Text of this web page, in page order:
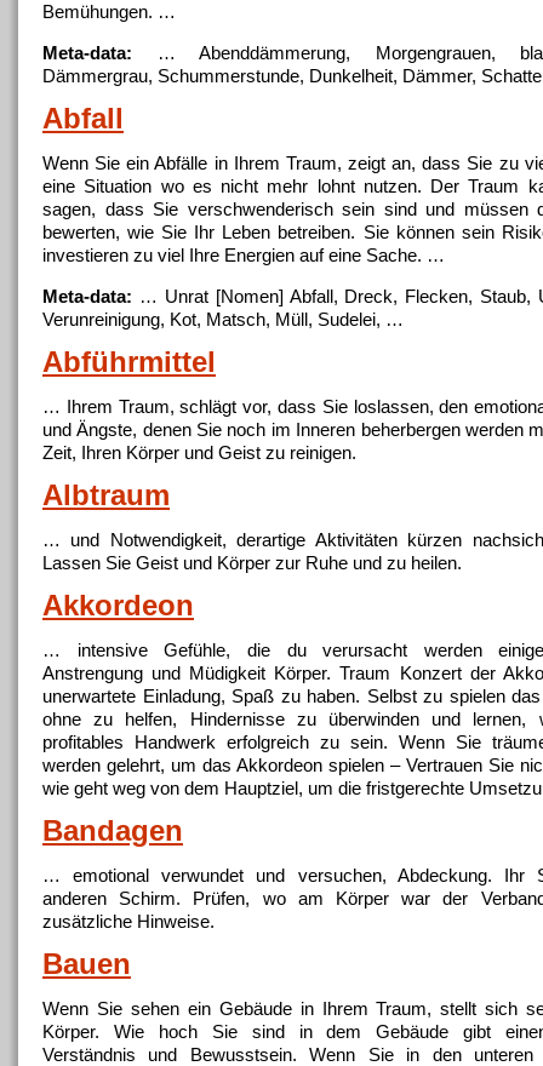
Bemühungen. …
Meta-data: … Abenddämmerung, Morgengrauen,
Dämmergrau, Schummerstunde, Dunkelheit, Dämmer,
Abfall
Wenn Sie ein Abfälle in Ihrem Traum, zeigt an, dass Sie zu
eine Situation wo es nicht mehr lohnt nutzen. Der Traum
sagen, dass Sie verschwenderisch sein sind und müssen
bewerten, wie Sie Ihr Leben betreiben. Sie können sein
investieren zu viel Ihre Energien auf eine Sache. …
Meta-data: … Unrat [Nomen] Abfall, Dreck, Flecken, Staub,
Verunreinigung, Kot, Matsch, Müll, Sudelei, …
Abführmittel
… Ihrem Traum, schlägt vor, dass Sie loslassen, den
und Ängste, denen Sie noch im Inneren beherbergen werden
Zeit, Ihren Körper und Geist zu reinigen.
Albtraum
… und Notwendigkeit, derartige Aktivitäten kürzen
Lassen Sie Geist und Körper zur Ruhe und zu heilen.
Akkordeon
… intensive Gefühle, die du verursacht werden
Anstrengung und Müdigkeit Körper. Traum Konzert der
unerwartete Einladung, Spaß zu haben. Selbst zu spielen
ohne zu helfen, Hindernisse zu überwinden und lernen,
profitables Handwerk erfolgreich zu sein. Wenn Sie
werden gelehrt, um das Akkordeon spielen – Vertrauen Sie
wie geht weg von dem Hauptziel, um die fristgerechte
Bandagen
… emotional verwundet und versuchen, Abdeckung. Ihr
anderen Schirm. Prüfen, wo am Körper war der
zusätzliche Hinweise.
Bauen
Wenn Sie sehen ein Gebäude in Ihrem Traum, stellt sich
Körper. Wie hoch Sie sind in dem Gebäude gibt
Verständnis und Bewusstsein. Wenn Sie in den unteren